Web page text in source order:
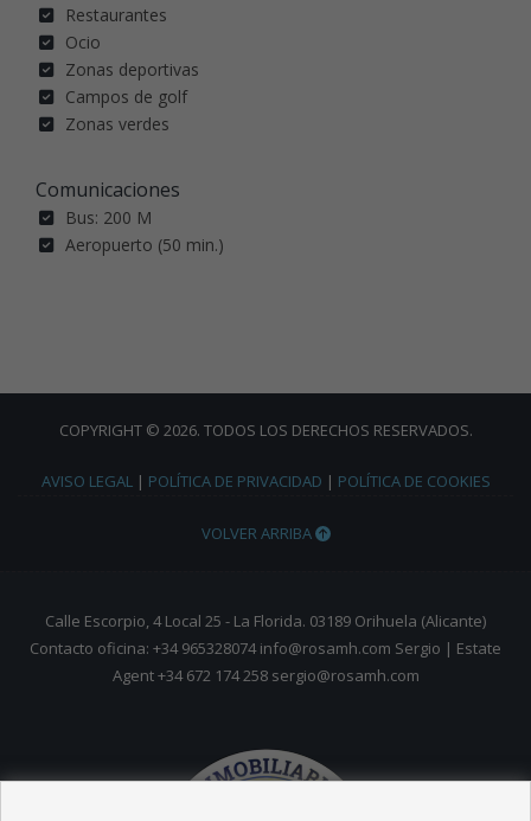
Restaurantes
Ocio
Zonas deportivas
Campos de golf
Zonas verdes
Comunicaciones
Bus: 200 M
Aeropuerto (50 min.)
COPYRIGHT © 2026. TODOS LOS DERECHOS RESERVADOS.
AVISO LEGAL| POLÍTICA DE PRIVACIDAD | POLÍTICA DE COOKIES
VOLVER ARRIBA
Calle Escorpio, 4 Local 25 - La Florida. 03189 Orihuela (Alicante)
Contacto oficina: +34 965328074 info@rosamh.com Sergio | Estate
Agent +34 672 174 258 sergio@rosamh.com